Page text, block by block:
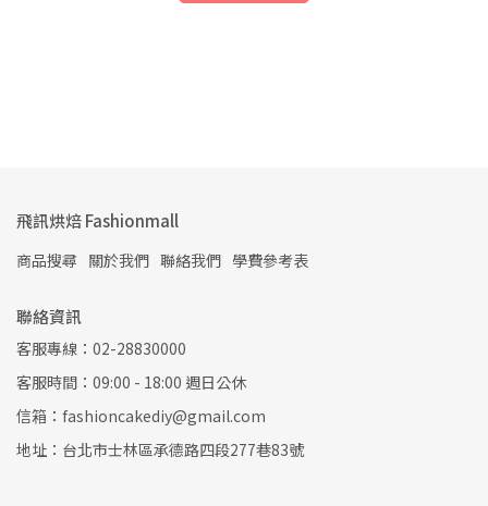
飛訊烘焙 Fashionmall
商品搜尋 關於我們 聯絡我們 學費參考表
聯絡資訊
客服專線：02-28830000
客服時間：09:00 - 18:00 週日公休
信箱：fashioncakediy@gmail.com
地址：台北市士林區承德路四段277巷83號